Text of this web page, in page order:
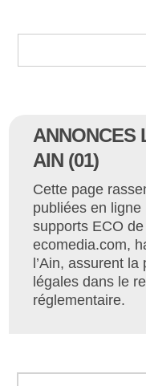
ANNONCES
AIN (01)
Cette page
publiées en ligne
supports ECO
ecomedia.com,
l’Ain, assurent
légales dans le
réglementaire.